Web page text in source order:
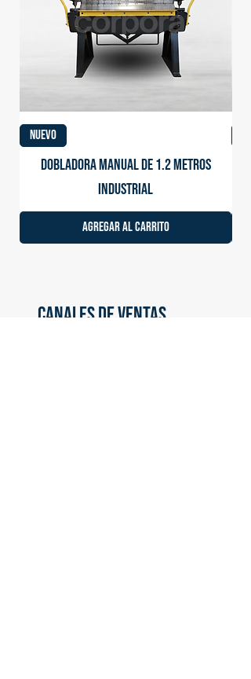
NUEVO
Dobladora manual de 1.2 metros
industrial
Agregar al carrito
CANALES DE VENTAS